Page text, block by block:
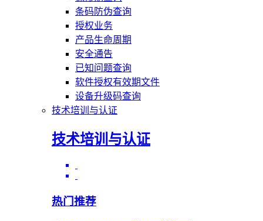
条码防伪查询
授权业务
产品生命周期
安全通告
已知问题查询
软件授权有效期文件
设备升级码查询
技术培训与认证
技术培训与认证
热门推荐